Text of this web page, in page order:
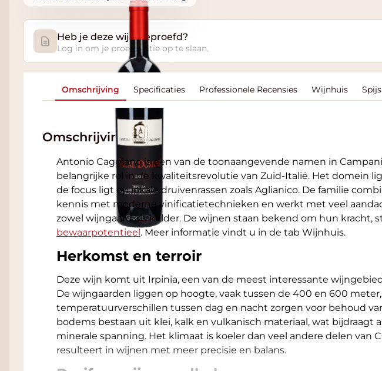
Heb je deze wijn geproefd?
Log in om je proefnotitie op te slaan.
Omschrijving Specificaties Professionele Recensies Wijnhuis Spijs
Omschrijving
Antonio Caggiano is een van de toonaangevende namen in
belangrijke rol in de kwaliteitsrevolutie van Zuid-Italië. Het domein
de focus ligt op lokale druivenrassen zoals Aglianico. De familie
kennis met moderne vinificatietechnieken en werkt met veel
zowel wijngaard als kelder. De wijnen staan bekend om hun kracht,
bewaarpotentieel. Meer informatie vindt u in de tab Wijnhuis.
Herkomst en terroir
Deze wijn komt uit Irpinia, een van de meest interessante
De wijngaarden liggen op hoogte, vaak tussen de 400 en 600
temperatuurverschillen tussen dag en nacht zorgen voor behoud
bodems bestaan uit klei, kalk en vulkanisch materiaal, wat bijdraagt
minerale spanning. Het klimaat is koeler dan veel andere delen van
resulteert in wijnen met meer precisie en balans.